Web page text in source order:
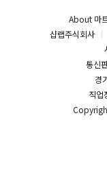
About 마
샵랩주식회사
통신
경
직